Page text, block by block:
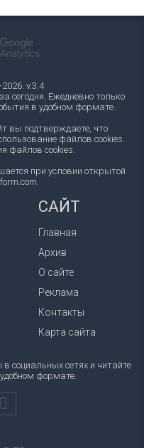
v.3.4
сегодня. Ежедневно только
в удобном формате.
вы подтверждаете, что
файлов cookies.
файлов cookies.
при условии открытой
САЙТ
Главная
Архив
О сайте
Реклама
Контакты
Карта сайта
социальных сетях и читайте
формате.